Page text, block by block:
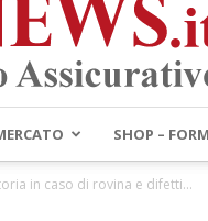
SHOP –
in caso di rovina e difetti...